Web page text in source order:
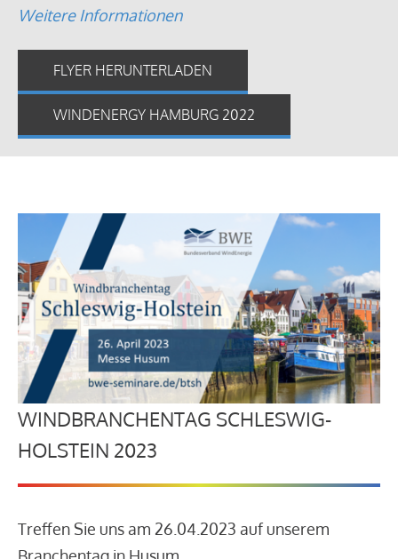
Weitere Informationen
FLYER HERUNTERLADEN
WINDENERGY HAMBURG 2022
WINDBRANCHENTAG SCHLESWIG-
HOLSTEIN 2023
Treffen Sie uns am 26.04.2023 auf unserem